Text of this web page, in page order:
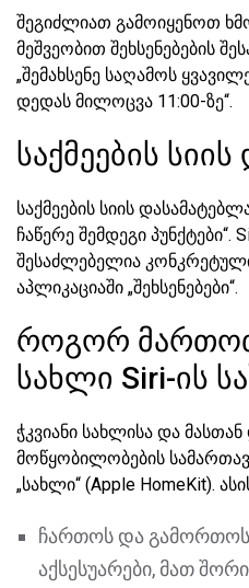
შეგიძლიათ გამოიყენოთ
მეშვეობით შეხსენებების
„შემახსენე საღამოს
დედას მილოცვა 11:00-ზე“.
საქმეების სიის
საქმეების სიის
ჩაწერე შემდეგი პუნქტები“.
შესაძლებელია
აპლიკაციაში „შეხსენებები“.
როგორ მართოთ
სახლი Siri-ის
ჭკვიანი სახლისა და
მოწყობილობების
„სახლი“ (Apple HomeKit).
ჩართოს და გამორთოს
აქსესუარები, მათ